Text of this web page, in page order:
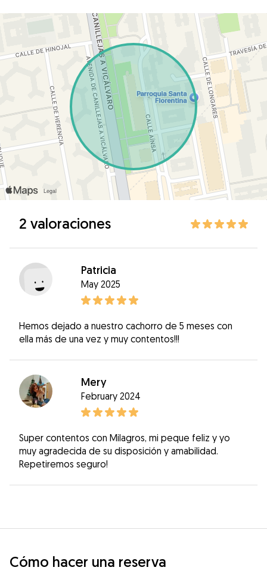
2 valoraciones
Patricia
May 2025
Hemos dejado a nuestro cachorro de 5 meses con
ella más de una vez y muy contentos!!!
Mery
February 2024
Super contentos con Milagros, mi peque feliz y yo
muy agradecida de su disposición y amabilidad.
Repetiremos seguro!
Cómo hacer una reserva